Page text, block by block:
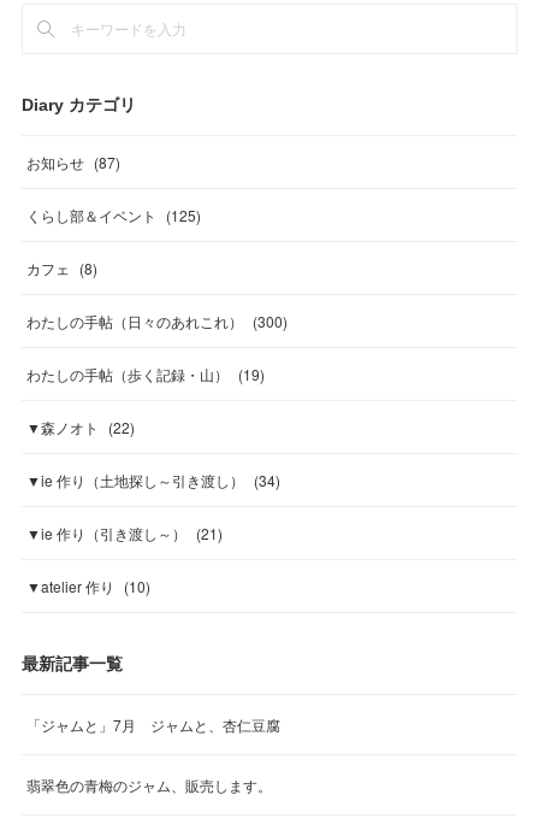
Diary カテゴリ
お知らせ (87)
くらし部＆イベント (125)
カフェ (8)
わたしの手帖（日々のあれこれ） (300)
わたしの手帖（歩く記録・山） (19)
▼森ノオト (22)
▼ie 作り（土地探し～引き渡し） (34)
▼ie 作り（引き渡し～） (21)
▼atelier 作り (10)
最新記事一覧
「ジャムと」7月 ジャムと、杏仁豆腐
翡翠色の青梅のジャム、販売します。